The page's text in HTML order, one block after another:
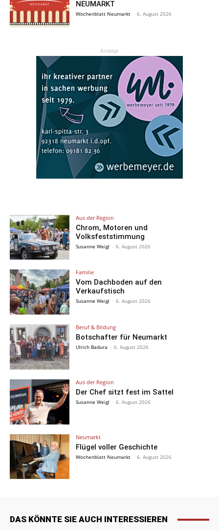
NEUMARKT
Wochenblatt Neumarkt - 6. August 2026
Anzeige
Aus der Region
Chrom, Motoren und
Volksfeststimmung
Susanne Weigl - 6. August 2026
Familie
Vom Dachboden auf den
Verkaufstisch
Susanne Weigl - 6. August 2026
Beruf & Bildung
Botschafter für Neumarkt
Ulrich Badura - 6. August 2026
Aus der Region
Der Chef sitzt fest im Sattel
Susanne Weigl - 6. August 2026
Neumarkt
Flügel voller Geschichte
Wochenblatt Neumarkt - 6. August 2026
DAS KÖNNTE SIE AUCH INTERESSIEREN